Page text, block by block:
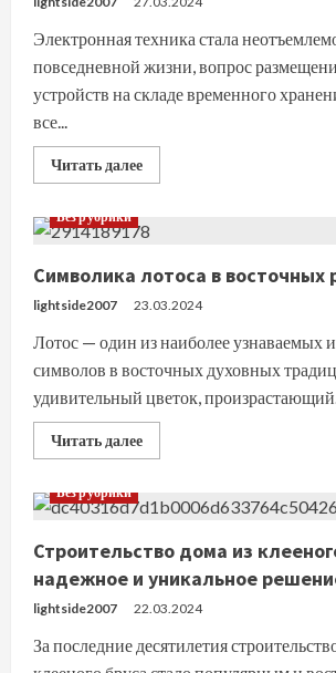
Электронная техника стала
повседневной жизни, вопрос
устройств на складе временного
все...
Читать далееПрочитать
больше
размещения
электронной
на
складе
временного
Без рубрики
Символика лотоса в восточных
lightside2007 23.03.2024
Лотос — один из наиболее узнаваемых
символов в восточных духовных
удивительный цветок,
Читать далееПрочитать
больше
лотоса
в
религиях
Без рубрики
Строительство дома из
надежное и уникальное
lightside2007 22.03.2024
За последние десятилетия